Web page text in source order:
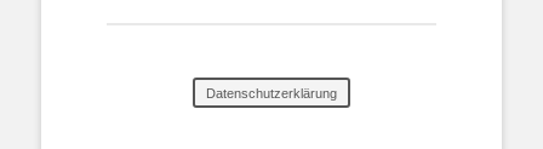
Datenschutzerklärung